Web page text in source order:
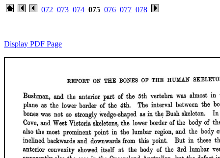
072 073 074 075 076 077 078
Display PDF Page